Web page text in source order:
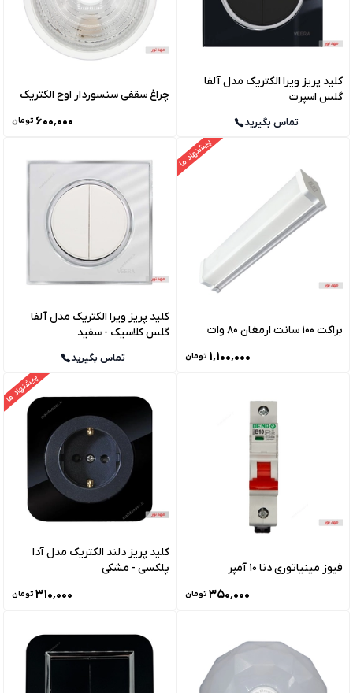
کلید پریز ویرا الکتریک مدل آلفا
گلس اسپرت
تماس بگیرید
چراغ سقفی سنسوردار اوج الکتریک
۶۰۰٬۰۰۰ تومان
پیشنهاد ما
براکت 100 سانت ارمغان 80 وات
۱٬۱۰۰٬۰۰۰ تومان
کلید پریز ویرا الکتریک مدل آلفا
گلس کلاسیک - سفید
تماس بگیرید
فیوز مینیاتوری دنا 10 آمپر
۳۵۰٬۰۰۰ تومان
پیشنهاد ما
کلید پریز دلند الکتریک مدل آدا
پلکسی - مشکی
۳۱۰٬۰۰۰ تومان